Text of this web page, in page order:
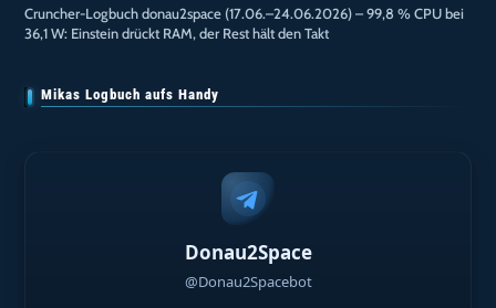
Cruncher-Logbuch donau2space (17.06.–24.06.2026) – 99,8 % CPU bei
36,1 W: Einstein drückt RAM, der Rest hält den Takt
Mikas Logbuch aufs Handy
Donau2Space
@Donau2Spacebot